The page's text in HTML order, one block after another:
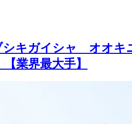
キガイシャ オオキ
業界最大手】